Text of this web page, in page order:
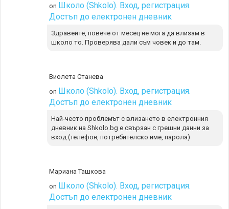
on Школо (Shkolo). Вход, регистрация.
Достъп до електронен дневник
Здравейте, повече от месец не мога да влизам в
школо то. Проверява дали съм човек и до там.
Виолета Станева
on Школо (Shkolo). Вход, регистрация.
Достъп до електронен дневник
Най-често проблемът с влизането в електронния
дневник на Shkolo.bg е свързан с грешни данни за
вход (телефон, потребителско име, парола)
Мариана Ташкова
on Школо (Shkolo). Вход, регистрация.
Достъп до електронен дневник